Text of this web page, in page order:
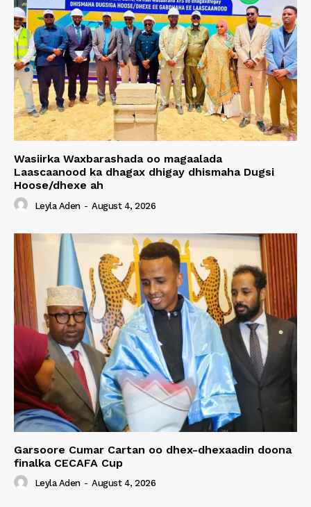
Wasiirka Waxbarashada oo magaalada
Laascaanood ka dhagax dhigay dhismaha Dugsi
Hoose/dhexe ah
Leyla Aden - August 4, 2026
Garsoore Cumar Cartan oo dhex-dhexaadin doona
finalka CECAFA Cup
Leyla Aden - August 4, 2026